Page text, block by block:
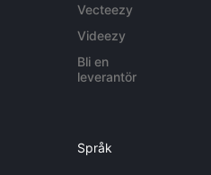
Vecteezy
Videezy
Bli en
leverantör
Språk